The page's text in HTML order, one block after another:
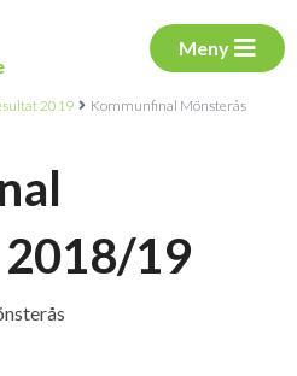
Meny
2019
Kommunfinal Mönsterås
19